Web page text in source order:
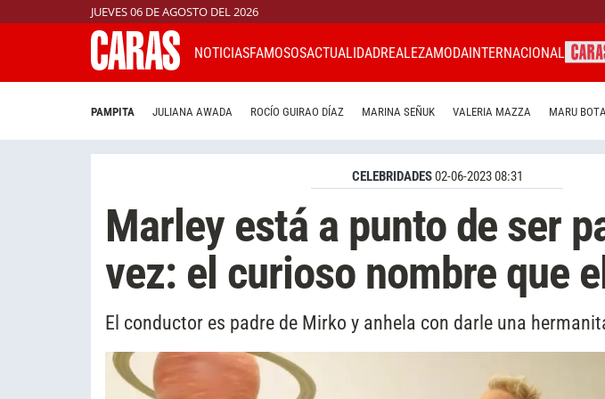
JUEVES 06 DE AGOSTO DEL 2026
NOTICIASFAMOSOSACTUALIDADREALEZAMODAINTERNACIONAL
PAMPITA JULIANA AWADA ROCÍO GUIRAO DÍAZ MARINA SEÑUK VALERIA MAZZA MARU
CELEBRIDADES02-06-2023 08:31
Marley está a punto de ser
vez: el curioso nombre que
El conductor es padre de Mirko y anhela con darle una